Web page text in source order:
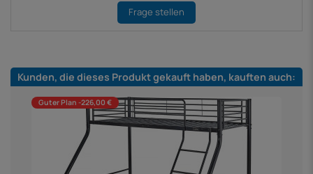
Frage stellen
Kunden, die dieses Produkt gekauft haben, kauften auch:
Guter Plan -226,00 €